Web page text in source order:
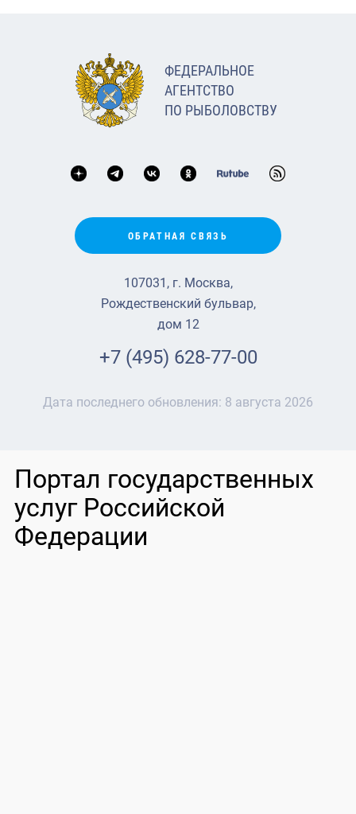
ФЕДЕРАЛЬНОЕ
АГЕНТСТВО
ПО РЫБОЛОВСТВУ
ОБРАТНАЯ СВЯЗЬ
107031, г. Москва,
Рождественский бульвар,
дом 12
+7 (495) 628-77-00
Дата последнего обновления: 8 августа 2026
Портал государственных
услуг Российской
Федерации